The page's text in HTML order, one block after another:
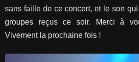
sans faille de ce concert, et le son
groupes reçus ce soir. Merci à
Vivement la prochaine fois !